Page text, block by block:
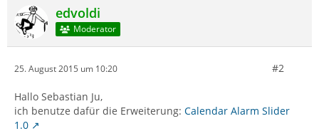
edvoldi
Moderator
25. August 2015 um 10:20 #2
Hallo Sebastian Ju,
ich benutze dafür die Erweiterung: Calendar Alarm Slider
1.0